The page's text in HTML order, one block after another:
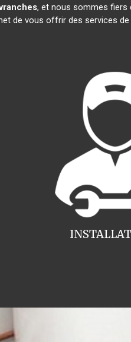
, et nous sommes fiers
de vous offrir des services